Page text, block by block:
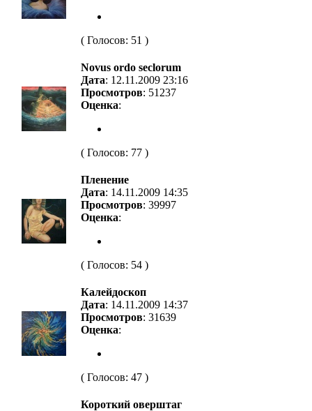
( Голосов: 51 )
Novus ordo seclorum
Дата: 12.11.2009 23:16
Просмотров: 51237
Оценка:
( Голосов: 77 )
Пленение
Дата: 14.11.2009 14:35
Просмотров: 39997
Оценка:
( Голосов: 54 )
Калейдоскоп
Дата: 14.11.2009 14:37
Просмотров: 31639
Оценка:
( Голосов: 47 )
Короткий оверштаг